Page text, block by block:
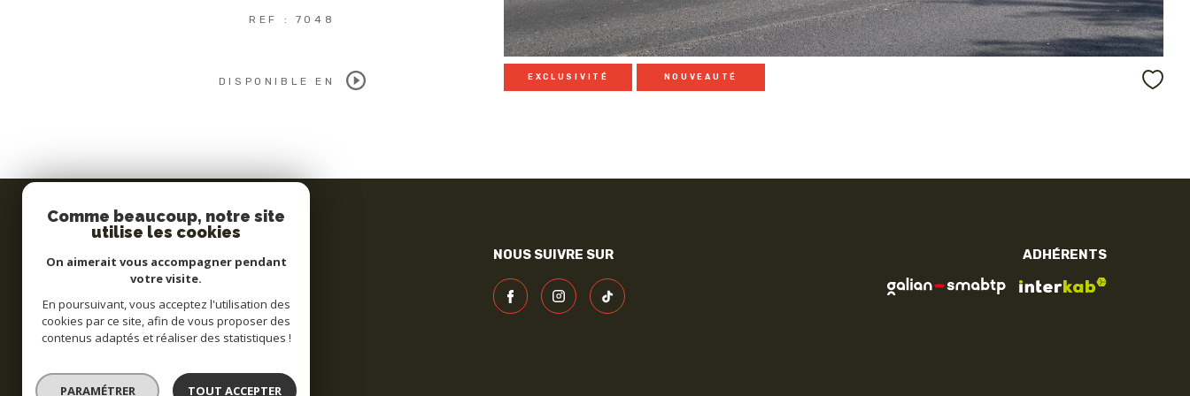
REF : 7048
DISPONIBLE EN EXCLUSIVITÉ NOUVEAUTÉ
AGENCE IMMOBILIERE LM
immo.lm@free.fr
41, rue de la Houve
NOUS SUIVRE SUR ADHÉRENTS
Comme beaucoup, notre site
utilise les cookies
On aimerait vous accompagner pendant
votre visite.
En poursuivant, vous acceptez l'utilisation des
cookies par ce site, afin de vous proposer des
contenus adaptés et réaliser des statistiques !
PARAMÉTRER TOUT ACCEPTER